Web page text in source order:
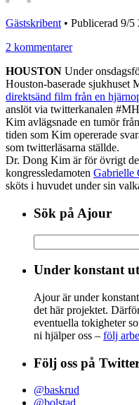
Gästskribent • Publicerad 9/5
2 kommentarer
HOUSTON Under
Houston-baserade sjukhuset
direktsänd film från en
anslöt via twitterkanalen
Kim avlägsnade en tumör
tiden som Kim opererade
som twitterläsarna ställde.
Dr. Dong Kim är för övrigt
kongressledamoten Gabrielle
sköts i huvudet under sin
Sök på Ajour
efter:
Under konstant
Ajour är under
det här projektet.
eventuella tokigheter
ni hjälper oss – följ
Följ oss på
@baskrud